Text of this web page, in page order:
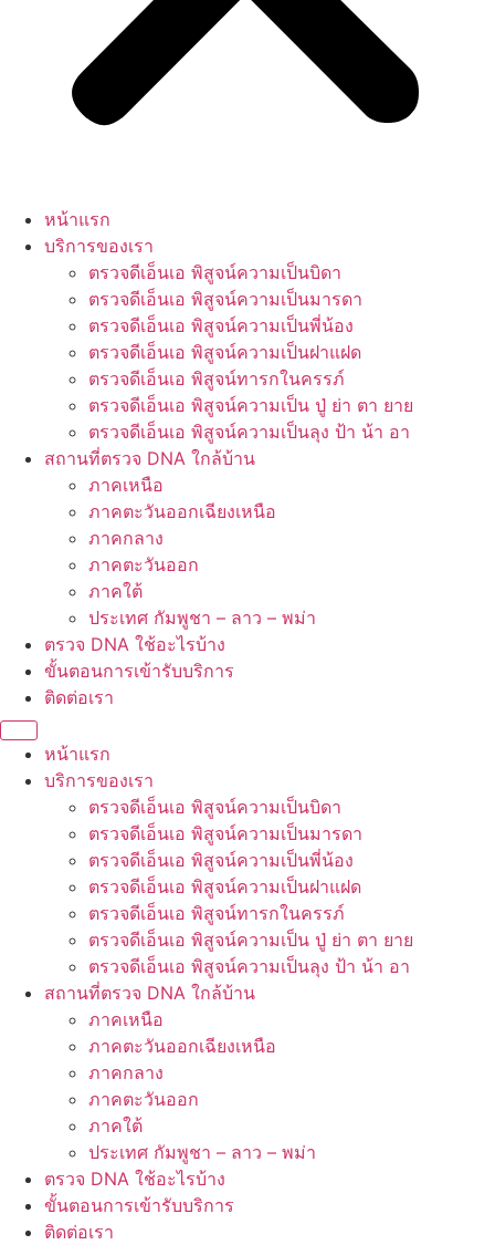
หน้าแรก
บริการของเรา
ตรวจดีเอ็นเอ พิสูจน์ความเป็นบิดา
ตรวจดีเอ็นเอ พิสูจน์ความเป็นมารดา
ตรวจดีเอ็นเอ พิสูจน์ความเป็นพี่น้อง
ตรวจดีเอ็นเอ พิสูจน์ความเป็นฝาแฝด
ตรวจดีเอ็นเอ พิสูจน์ทารกในครรภ์
ตรวจดีเอ็นเอ พิสูจน์ความเป็น ปู่ ย่า ตา ยาย
ตรวจดีเอ็นเอ พิสูจน์ความเป็นลุง ป้า น้า อา
สถานที่ตรวจ DNA ใกล้บ้าน
ภาคเหนือ
ภาคตะวันออกเฉียงเหนือ
ภาคกลาง
ภาคตะวันออก
ภาคใต้
ประเทศ กัมพูชา – ลาว – พม่า
ตรวจ DNA ใช้อะไรบ้าง
ขั้นตอนการเข้ารับบริการ
ติดต่อเรา
หน้าแรก
บริการของเรา
ตรวจดีเอ็นเอ พิสูจน์ความเป็นบิดา
ตรวจดีเอ็นเอ พิสูจน์ความเป็นมารดา
ตรวจดีเอ็นเอ พิสูจน์ความเป็นพี่น้อง
ตรวจดีเอ็นเอ พิสูจน์ความเป็นฝาแฝด
ตรวจดีเอ็นเอ พิสูจน์ทารกในครรภ์
ตรวจดีเอ็นเอ พิสูจน์ความเป็น ปู่ ย่า ตา ยาย
ตรวจดีเอ็นเอ พิสูจน์ความเป็นลุง ป้า น้า อา
สถานที่ตรวจ DNA ใกล้บ้าน
ภาคเหนือ
ภาคตะวันออกเฉียงเหนือ
ภาคกลาง
ภาคตะวันออก
ภาคใต้
ประเทศ กัมพูชา – ลาว – พม่า
ตรวจ DNA ใช้อะไรบ้าง
ขั้นตอนการเข้ารับบริการ
ติดต่อเรา